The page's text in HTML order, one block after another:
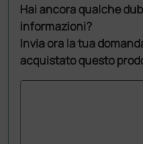
Hai ancora qualche
informazioni?
Invia ora la tua
acquistato questo